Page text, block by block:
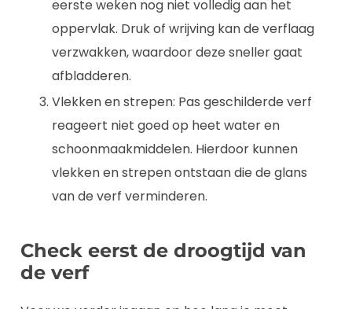
eerste weken nog niet volledig aan het
oppervlak. Druk of wrijving kan de verflaag
verzwakken, waardoor deze sneller gaat
afbladderen.
Vlekken en strepen: Pas geschilderde verf
reageert niet goed op heet water en
schoonmaakmiddelen. Hierdoor kunnen
vlekken en strepen ontstaan die de glans
van de verf verminderen.
Check eerst de droogtijd van
de verf